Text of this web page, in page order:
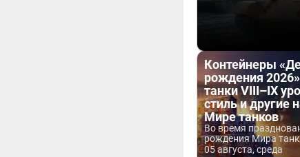
Контейнеры
рождения
танки VIII–IX
стиль и другие
Мире танков
Во время
рождения Мира
05 августа, среда